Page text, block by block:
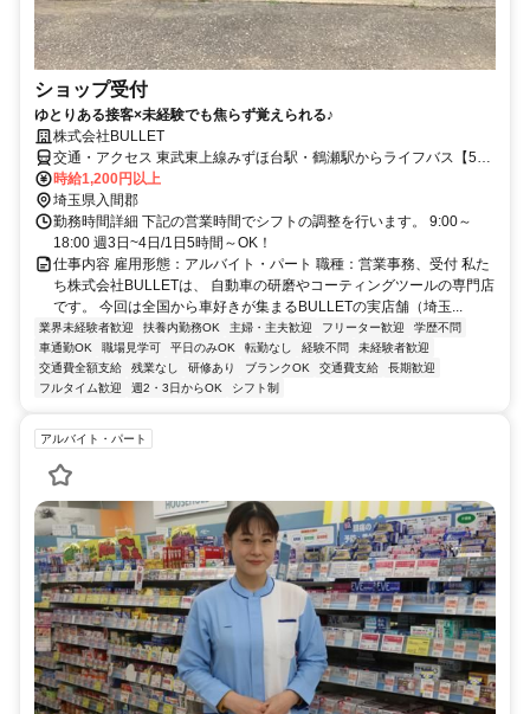
ショップ受付
ゆとりある接客×未経験でも焦らず覚えられる♪
株式会社BULLET
交通・アクセス 東武東上線みずほ台駅・鶴瀬駅からライフバス【5】
で「東草」下車後、徒歩1分
時給1,200円以上
埼玉県入間郡
勤務時間詳細 下記の営業時間でシフトの調整を行います。 9:00～
18:00 週3日~4日/1日5時間～OK！
仕事内容 雇用形態：アルバイト・パート 職種：営業事務、受付 私た
ち株式会社BULLETは、 自動車の研磨やコーティングツールの専門店
です。 今回は全国から車好きが集まるBULLETの実店舗（埼玉...
業界未経験者歓迎 扶養内勤務OK 主婦・主夫歓迎 フリーター歓迎
学歴不問
車通勤OK
職場見学可 平日のみOK 転勤なし 経験不問
未経験者歓迎
交通費全額支給
残業なし 研修あり ブランクOK 交通費支給
長期歓迎
フルタイム歓迎
週2・3日からOK シフト制
アルバイト・パート